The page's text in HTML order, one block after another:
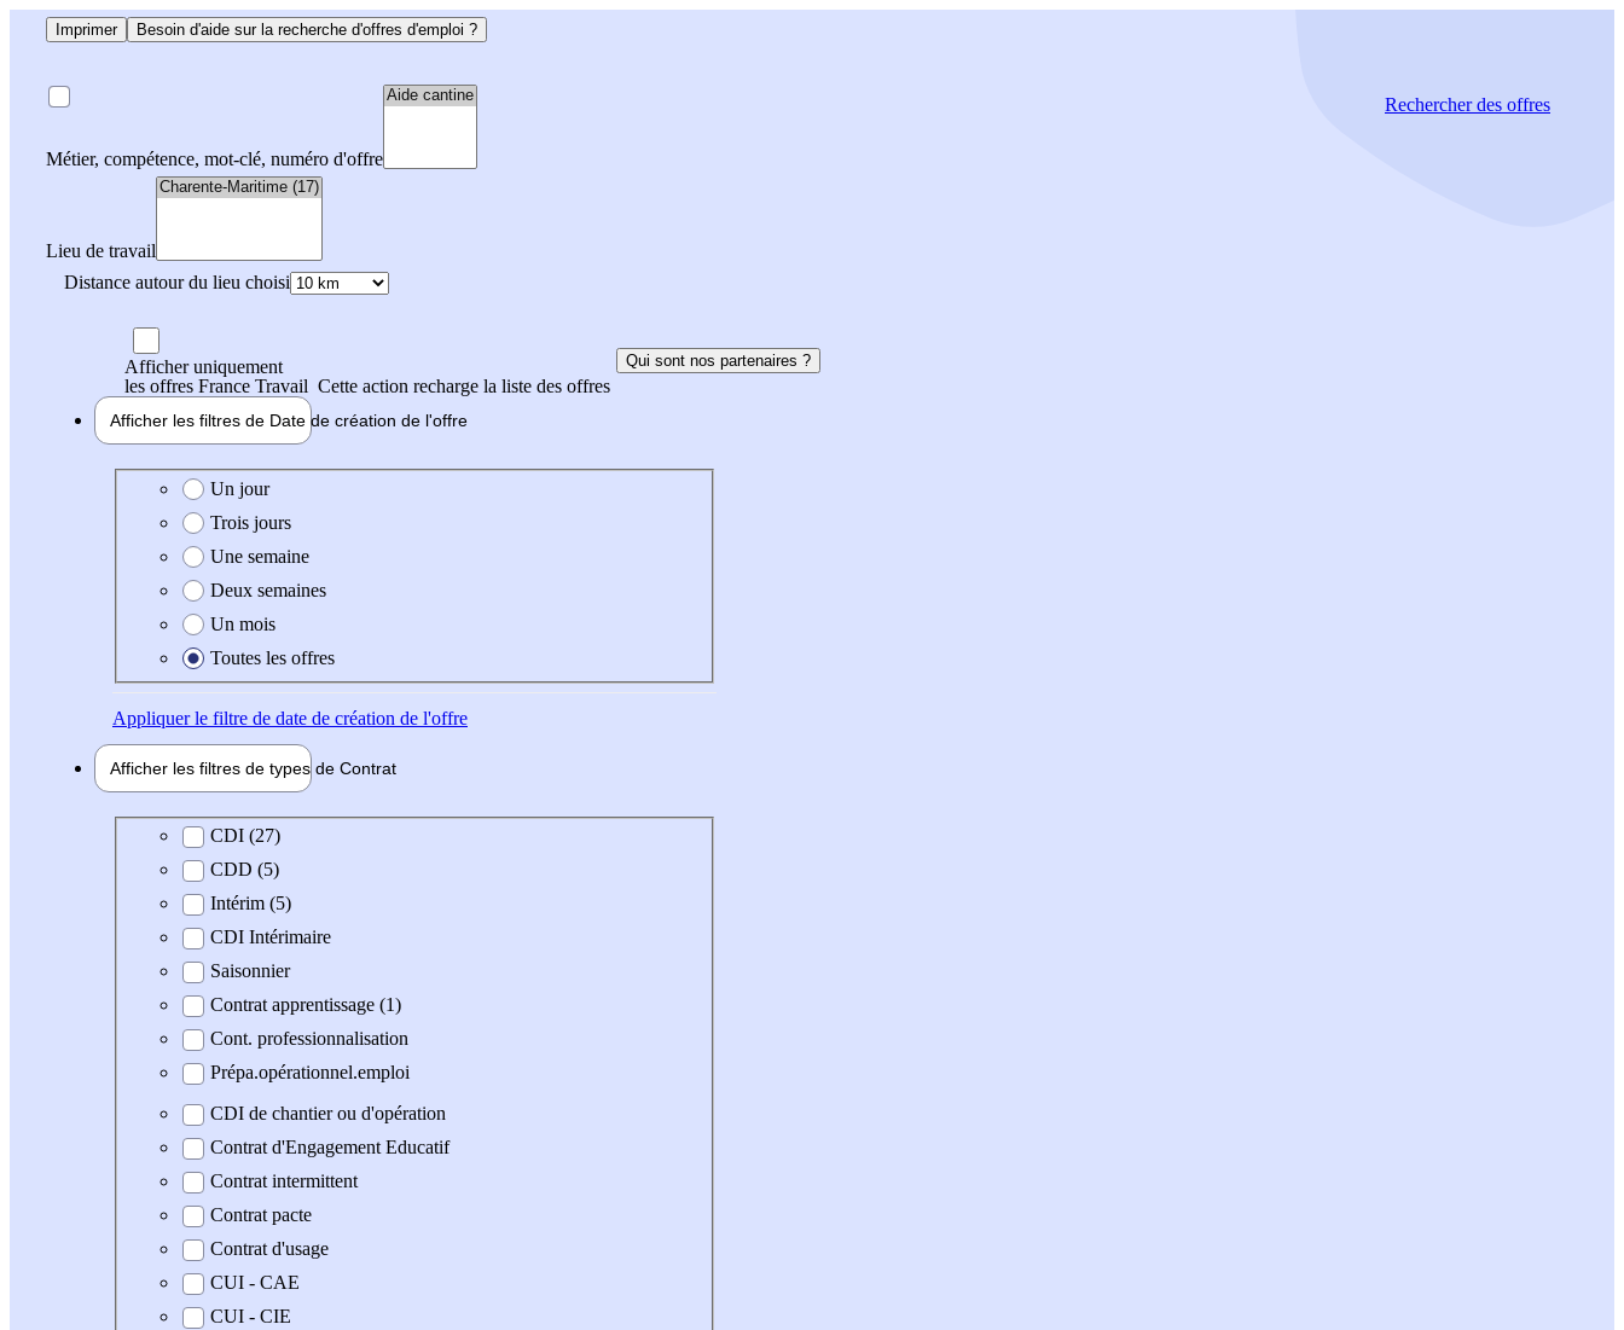
Imprimer Besoin d'aide sur la recherche d'offres d'emploi ?
Métier, compétence, mot-clé, numéro d'offre
Lieu de travail
Distance autour du lieu choisi
Rechercherdes offres
Afficher uniquement
les offres France Travail Cette action recharge la liste des offres
Qui sont nos partenaires ?
Afficher les filtres de Date de création de l'offre
Date de création de l'offre
Un jour
Trois jours
Une semaine
Deux semaines
Un mois
Toutes les offres
Appliquerle filtre de date de création de l'offre
Afficher les filtres de types de Contrat
Type de contratCDI (27)
CDD (5)
Intérim (5)
CDI Intérimaire
Saisonnier
Contrat apprentissage (1)
Cont. professionnalisation
Prépa.opérationnel.emploi
CDI de chantier ou d'opération
Contrat d'Engagement Educatif
Contrat intermittent
Contrat pacte
Contrat d'usage
CUI - CAE
CUI - CIE